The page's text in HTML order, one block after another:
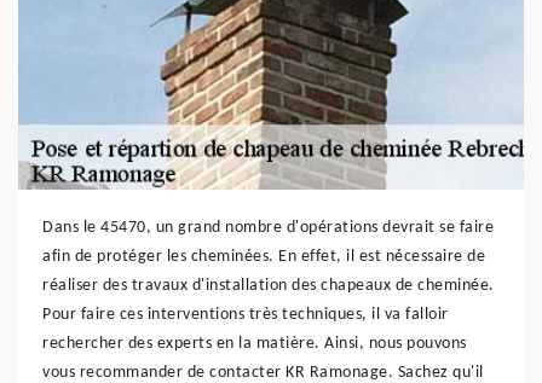
Dans le 45470, un grand nombre d'opérations devrait se faire
afin de protéger les cheminées. En effet, il est nécessaire de
réaliser des travaux d'installation des chapeaux de cheminée.
Pour faire ces interventions très techniques, il va falloir
rechercher des experts en la matière. Ainsi, nous pouvons
vous recommander de contacter KR Ramonage. Sachez qu'il